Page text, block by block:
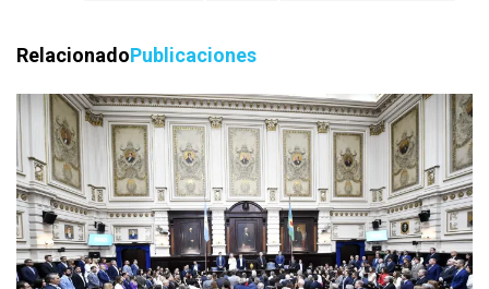
RelacionadoPublicaciones